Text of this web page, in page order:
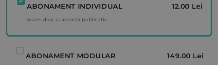
ABONAMENT INDIVIDUAL 12.00 Lei
Acces doar la această publicație
ABONAMENT MODULAR 149.00 Lei